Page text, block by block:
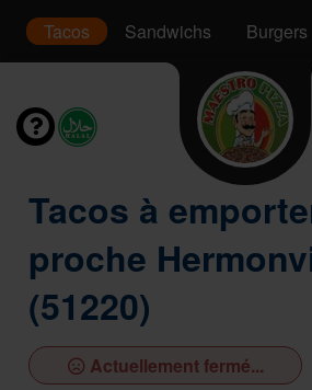
Tacos Sandwichs Burgers
Tacos à
proche
(51220)
Actuellement fermé...